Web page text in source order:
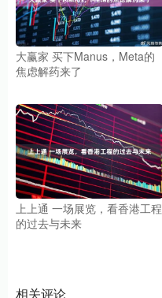
大赢家 买下Manus，Meta的
焦虑解药来了
上上通 一场展览，看香港工程
的过去与未来
相关评论